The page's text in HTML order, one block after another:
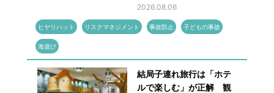
2026.08.06
ヒヤリハット リスクマネジメント 事故防止 子どもの事故
海遊び
結局子連れ旅行は「ホテ
ルで楽しむ」が正解 観